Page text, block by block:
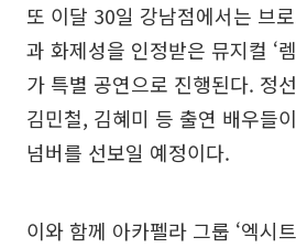
또 이달 30일 강남점에서는 브
과 화제성을 인정받은 뮤지컬 ‘
가 특별 공연으로 진행된다. 정
김민철, 김혜미 등 출연 배우들
넘버를 선보일 예정이다.
이와 함께 아카펠라 그룹 ‘엑시